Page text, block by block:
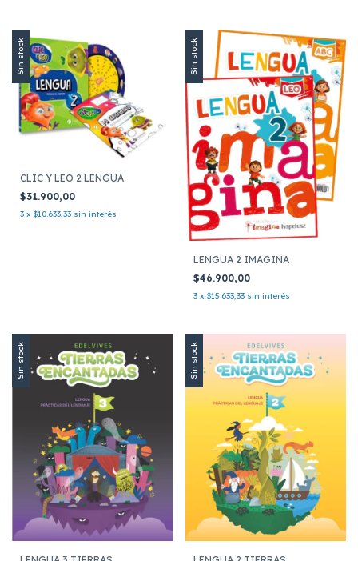
Sin stock
CLIC Y LEO 2 LENGUA
$31.900,00
3 x $10.633,33 sin interés
Sin stock
LENGUA 2 IMAGINA
$46.900,00
3 x $15.633,33 sin interés
Sin stock Sin stock